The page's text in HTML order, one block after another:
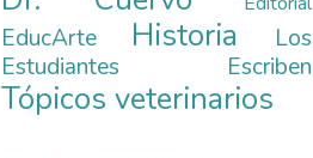
EducArte Historia
Los
Estudiantes Escriben
Tópicos veterinarios